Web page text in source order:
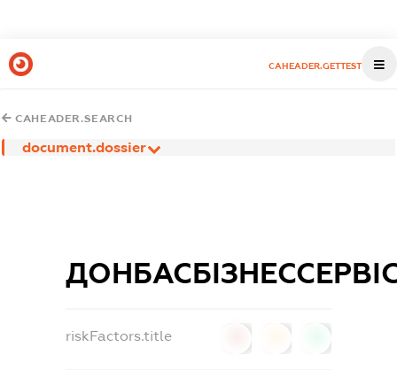
CAHEADER.GETTEST
CAHEADER.SEARCH
document.dossier
riskFactors.title